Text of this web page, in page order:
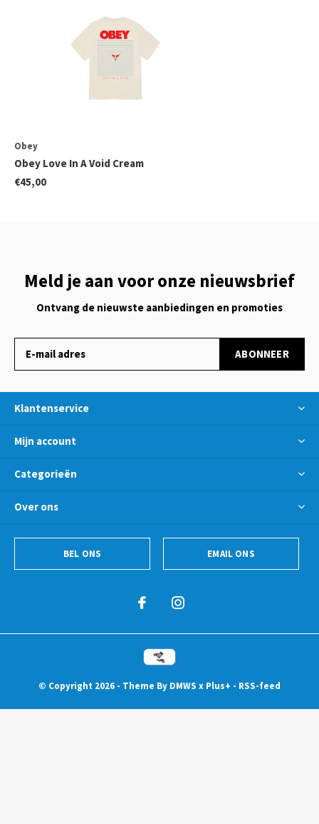
Obey
Obey Love In A Void Cream
€45,00
Meld je aan voor onze nieuwsbrief
Ontvang de nieuwste aanbiedingen en promoties
ABONNEER
Klantenservice
Mijn account
Categorieën
Over ons
BEL ONS EMAIL ONS
© Copyright 2026 - Theme By DMWS x Plus+ - RSS-feed